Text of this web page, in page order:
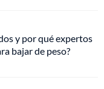
y por qué expertos
bajar de peso?